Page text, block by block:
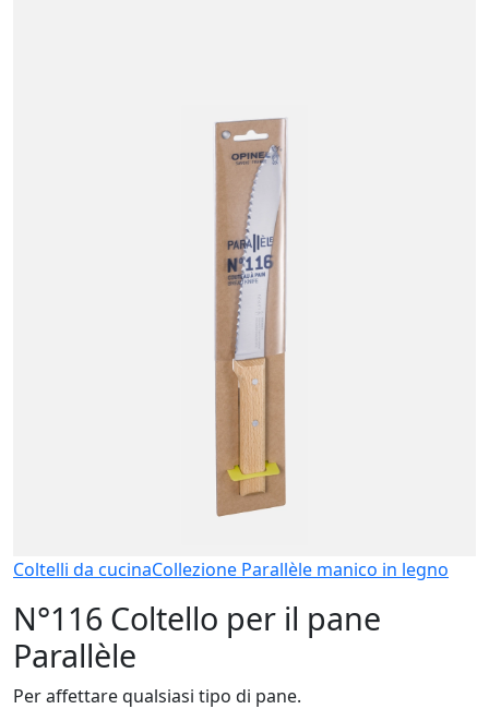
Coltelli da cucinaCollezione Parallèle manico in legno
N°116 Coltello per il pane
Parallèle
Per affettare qualsiasi tipo di pane.